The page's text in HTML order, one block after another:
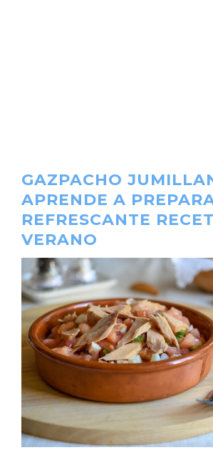
GAZPACHO
APRENDE A
REFRESCANTE
VERANO